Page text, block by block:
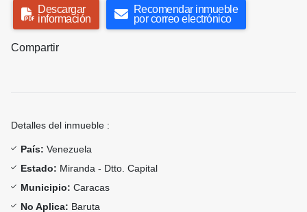
Descargar
información
Recomendar inmueble
por correo electrónico
Compartir
Detalles del inmueble :
País: Venezuela
Estado: Miranda - Dtto. Capital
Municipio: Caracas
No Aplica: Baruta